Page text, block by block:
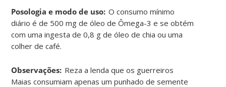
Posologia e modo de uso: O consumo mínimo
diário é de 500 mg de óleo de Ômega-3 e se obtém
com uma ingesta de 0,8 g de óleo de chia ou uma
colher de café.
Observações: Reza a lenda que os guerreiros
Maias consumiam apenas um punhado de semente